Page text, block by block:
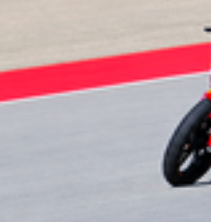
Abschied von ihrem langjährigen
– 05.07.2025). Von 1993 bis